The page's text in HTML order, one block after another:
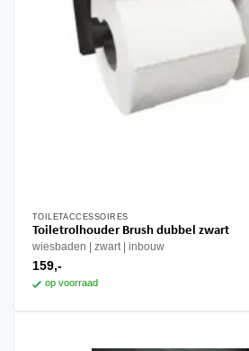
TOILETACCESSOIRES
Toiletrolhouder Brush dubbel zwart
wiesbaden zwart inbouw
159,-
op voorraad